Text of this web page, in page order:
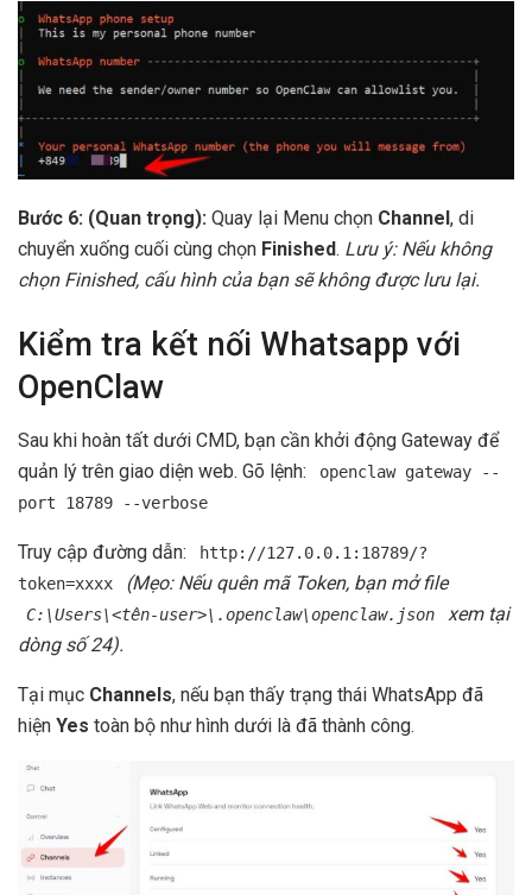
Bước 6: (Quan trọng): Quay lại Menu chọn Channel , di
chuyển xuống cuối cùng chọn Finished. Lưu ý: Nếu không
chọn Finished, cấu hình của bạn sẽ không được lưu lại.
Kiểm tra kết nối Whatsapp với
OpenClaw
Sau khi hoàn tất dưới CMD, bạn cần khởi động Gateway để
quản lý trên giao diện web. Gõ lệnh:
openclaw gateway --
port 18789 --verbose
Truy cập đường dẫn:
http://127.0.0.1:18789/?
token=xxxx
(Mẹo: Nếu quên mã Token, bạn mở file
C:\Users\<tên-user>\.openclaw\openclaw.json
xem tại
dòng số 24).
Tại mục Channels, nếu bạn thấy trạng thái WhatsApp đã
hiện Yes toàn bộ như hình dưới là đã thành công.